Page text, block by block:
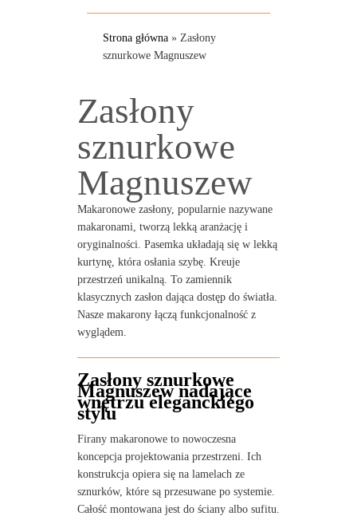
Strona główna » Zasłony
sznurkowe Magnuszew
Zasłony
sznurkowe
Magnuszew
Makaronowe zasłony, popularnie nazywane
makaronami, tworzą lekką aranżację i
oryginalności. Pasemka układają się w lekką
kurtynę, która osłania szybę. Kreuje
przestrzeń unikalną. To zamiennik
klasycznych zasłon dająca dostęp do światła.
Nasze makarony łączą funkcjonalność z
wyglądem.
Zasłony sznurkowe
Magnuszew nadające
wnętrzu eleganckiego
stylu
Firany makaronowe to nowoczesna
koncepcja projektowania przestrzeni. Ich
konstrukcja opiera się na lamelach ze
sznurków, które są przesuwane po systemie.
Całość montowana jest do ściany albo sufitu.